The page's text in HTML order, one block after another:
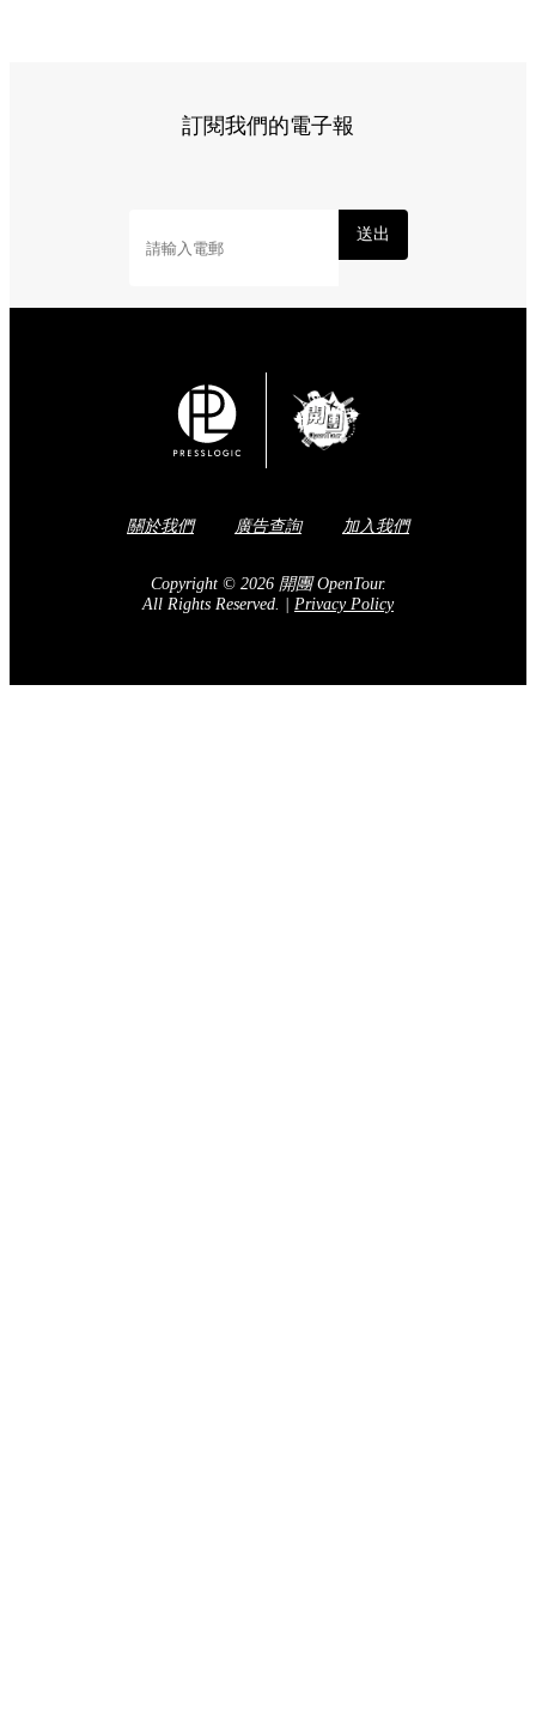
訂閱我們的電子報
送出
關於我們 廣告查詢 加入我們
Copyright © 2026 開團 OpenTour.
All Rights Reserved.
Privacy Policy